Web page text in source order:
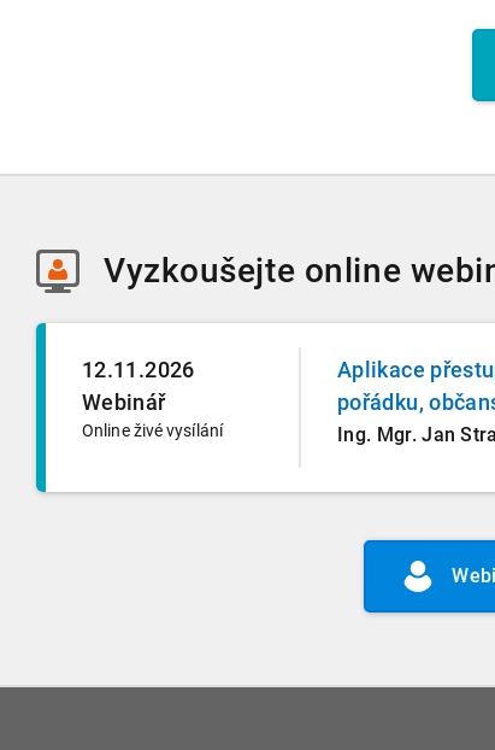
Vyzkoušejte online
12.11.2026
Webinář
Online živé vysílání
Aplikace
pořádku,
Ing. Mgr. Jan